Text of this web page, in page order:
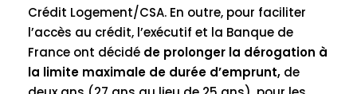
Crédit Logement/CSA. En outre, pour faciliter
l’accès au crédit, l’exécutif et la Banque de
France ont décidé de prolonger la dérogation à
la limite maximale de durée d’emprunt, de